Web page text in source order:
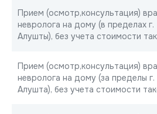
Прием (осмотр,консультация)
невролога на дому (в пределах г.
Алушты), без учета стоимости
Прием (осмотр,консультация)
невролога на дому (за пределы г.
Алушта), без учета стоимости